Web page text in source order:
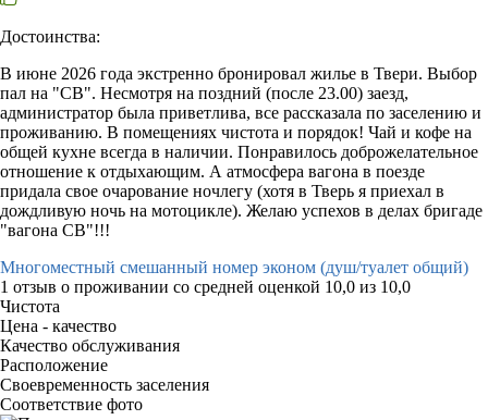
Достоинства:
В июне 2026 года экстренно бронировал жилье в Твери. Выбор
пал на "СВ". Несмотря на поздний (после 23.00) заезд,
администратор была приветлива, все рассказала по заселению и
проживанию. В помещениях чистота и порядок! Чай и кофе на
общей кухне всегда в наличии. Понравилось доброжелательное
отношение к отдыхающим. А атмосфера вагона в поезде
придала свое очарование ночлегу (хотя в Тверь я приехал в
дождливую ночь на мотоцикле). Желаю успехов в делах бригаде
"вагона СВ"!!!
Многоместный смешанный номер эконом (душ/туалет общий)
1 отзыв о проживании со средней оценкой 10,0 из 10,0
Чистота
Цена - качество
Качество обслуживания
Расположение
Своевременность заселения
Соответствие фото